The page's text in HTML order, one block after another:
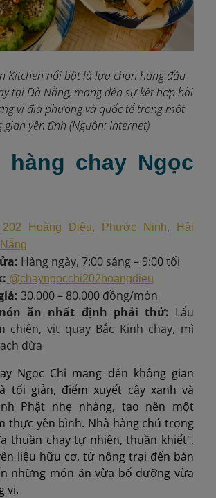
Kitchen nổi bật là lựa chọn hàng đầu
tại Đà Nẵng, mang đến sự kết hợp hài
vị địa phương và quốc tế trong một
gian yên tĩnh (Nguồn: Internet)
hàng chay Ngọc
202 Hoàng Diệu, Phước Ninh, Hải
Hàng ngày, 7:00 sáng – 9:00 tối
@chayngocchi202hoangdieu
30.000 – 80.000 đồng/món
ăn nhất định phải thử: Lẩu
chiên, vịt quay Bắc Kinh chay, mì
dừa
Ngọc Chi mang đến không gian
tối giản, điểm xuyết cây xanh và
Phật nhẹ nhàng, tạo nên một
thực yên bình. Nhà hàng chú trọng
thuần chay tự nhiên, thuần khiết",
liệu hữu cơ, từ nông trại đến bàn
những món ăn vừa bổ dưỡng vừa
vị.